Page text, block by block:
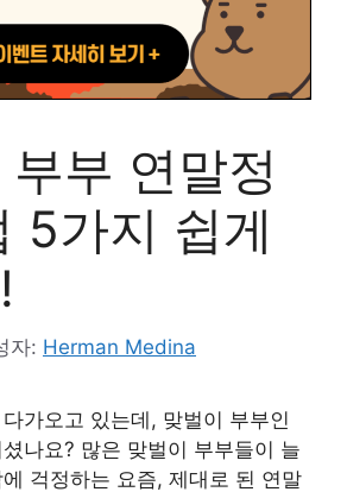
부 연말정
5가지 쉽게
자: Herman Medina
가오고 있는데, 맞벌이 부부인
나요? 많은 맞벌이 부부들이 늘
걱정하는 요즘, 제대로 된 연말